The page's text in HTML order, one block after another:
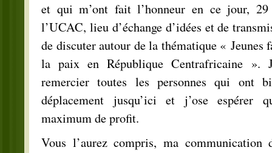
et qui m’ont fait l’honneur en ce jour,
l’UCAC, lieu d’échange d’idées et de
de discuter autour de la thématique « Jeunes
la paix en République Centrafricaine ».
remercier toutes les personnes qui ont
déplacement jusqu’ici et j’ose espérer
maximum de profit.
Vous l’aurez compris, ma communication